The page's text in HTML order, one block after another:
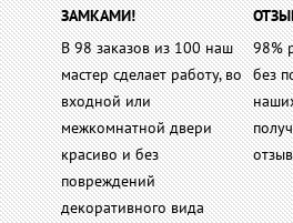
ЗАМКАМИ!
В 98 заказов из 100 наш
мастер сделает работу, во
входной или
межкомнатной двери
красиво и без
повреждений
декоративного вида
98%
без